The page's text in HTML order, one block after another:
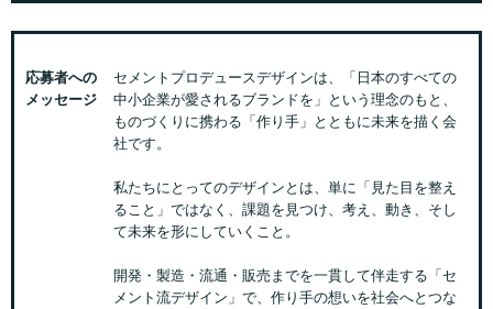
応募者への
メッセージ
セメントプロデュースデザインは、「日本のすべての
中小企業が愛されるブランドを」という理念のもと、
ものづくりに携わる「作り手」とともに未来を描く会
社です。
私たちにとってのデザインとは、単に「見た目を整え
ること」ではなく、課題を見つけ、考え、動き、そし
て未来を形にしていくこと。
開発・製造・流通・販売までを一貫して伴走する「セ
メント流デザイン」で、作り手の想いを社会へとつな